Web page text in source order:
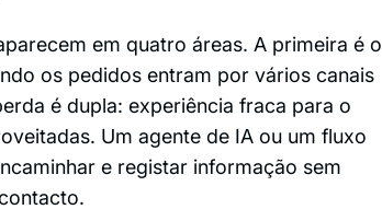
em quatro áreas. A primeira é o
os pedidos entram por vários canais
é dupla: experiência fraca para o
Um agente de IA ou um fluxo
e registar informação sem